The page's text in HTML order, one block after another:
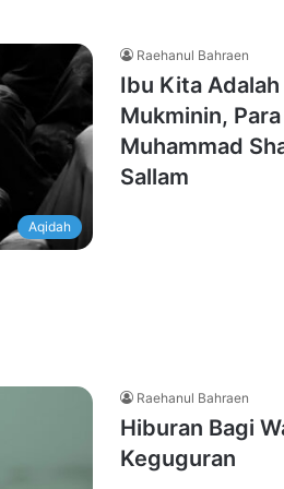
Aqidah
Raehanul Bahraen
Ibu Kita
Mukminin,
Muhammad
Sallam
Raehanul Bahraen
Hiburan Bagi
Keguguran